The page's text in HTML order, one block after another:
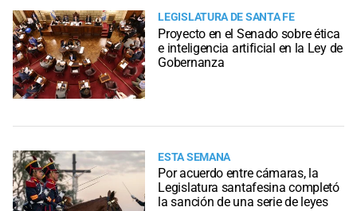
LEGISLATURA DE SANTA FE
Proyecto en el Senado sobre ética
e inteligencia artificial en la Ley de
Gobernanza
ESTA SEMANA
Por acuerdo entre cámaras, la
Legislatura santafesina completó
la sanción de una serie de leyes